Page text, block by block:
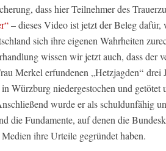
dass hier Teilnehmer des
– dieses Video ist jetzt der Beleg dafür,
sich ihre eigenen Wahrheiten
wissen wir jetzt auch, dass der
Merkel erfundenen „Hetzjagden“ drei
Würzburg niedergestochen und getötet
wurde er als schuldunfähig
die Fundamente, auf denen die
ihre Urteile gegründet haben.